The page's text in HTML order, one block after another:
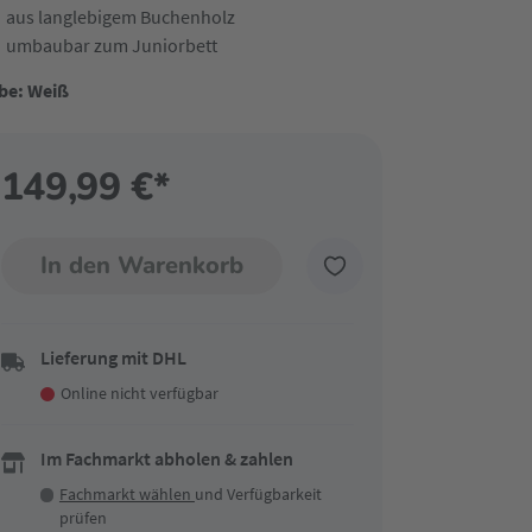
aus langlebigem Buchenholz
umbaubar zum Juniorbett
Weiß
149,99 €*
In den Warenkorb
Lieferung mit DHL
Online nicht verfügbar
Im Fachmarkt abholen & zahlen
Fachmarkt wählen und Verfügbarkeit
prüfen